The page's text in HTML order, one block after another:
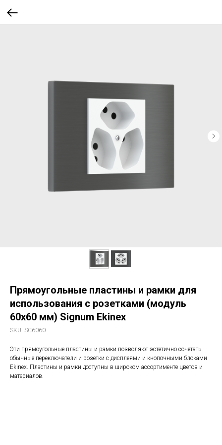
Прямоугольные пластины и рамки для
использования с розетками (модуль
60x60 мм) Signum Ekinex
SKU: SC6060
Эти прямоугольные пластины и рамки позволяют эстетично сочетать
обычные переключатели и розетки с дисплеями и кнопочными блоками
Ekinex. Пластины и рамки доступны в широком ассортименте цветов и
материалов.